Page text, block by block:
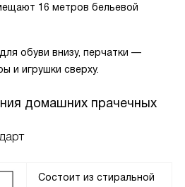
16 метров бельевой
обуви внизу, перчатки —
и игрушки сверху.
домашних прачечных
Состоит из стиральной